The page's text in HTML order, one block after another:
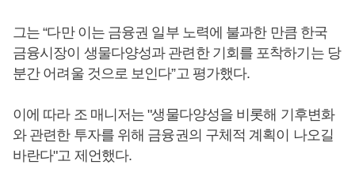
그는 “다만 이는 금융권 일부 노력에 불과한 만큼 한국
금융시장이 생물다양성과 관련한 기회를 포착하기는 당
분간 어려울 것으로 보인다”고 평가했다.
이에 따라 조 매니저는 "생물다양성을 비롯해 기후변화
와 관련한 투자를 위해 금융권의 구체적 계획이 나오길
바란다"고 제언했다.